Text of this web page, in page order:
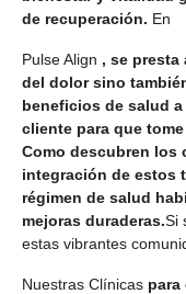
de recuperación. En
Pulse Align , se
del dolor sino
beneficios de salud
cliente para que
Como descubren los
integración de estos
régimen de salud
mejoras duraderas.Si
estas vibrantes
Nuestras Clínicas para